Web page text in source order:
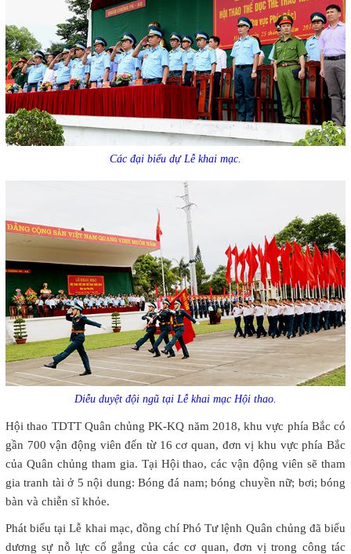
Các đại biểu dự Lễ khai mạc.
Diễu duyệt đội ngũ tại Lễ khai mạc Hội thao.
Hội thao TDTT Quân chủng PK-KQ năm 2018, khu vực phía Bắc có
gần 700 vận động viên đến từ 16 cơ quan, đơn vị khu vực phía Bắc
của Quân chủng tham gia. Tại Hội thao, các vận động viên sẽ tham
gia tranh tài ở 5 nội dung: Bóng đá nam; bóng chuyền nữ; bơi; bóng
bàn và chiễn sĩ khỏe.
Phát biểu tại Lễ khai mạc, đồng chí Phó Tư lệnh Quân chủng đã biểu
dương sự nỗ lực cố gắng của các cơ quan, đơn vị trong công tác